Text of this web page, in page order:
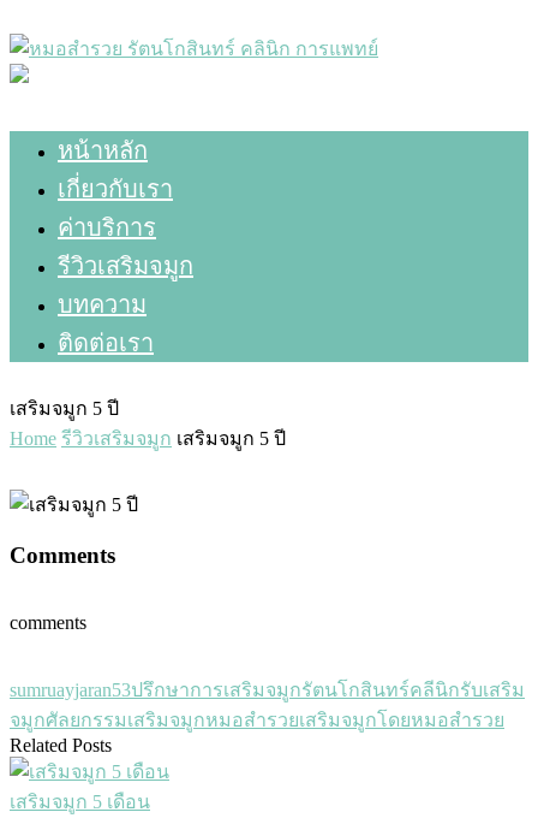
หน้าหลัก
เกี่ยวกับเรา
ค่าบริการ
รีวิวเสริมจมูก
บทความ
ติดต่อเรา
เสริมจมูก 5 ปี
Home รีวิวเสริมจมูก เสริมจมูก 5 ปี
Comments
comments
sumruayjaran53ปรึกษาการเสริมจมูกรัตนโกสินทร์คลีนิกรับเสริม
จมูกศัลยกรรมเสริมจมูกหมอสำรวยเสริมจมูกโดยหมอสำรวย
Related Posts
เสริมจมูก 5 เดือน